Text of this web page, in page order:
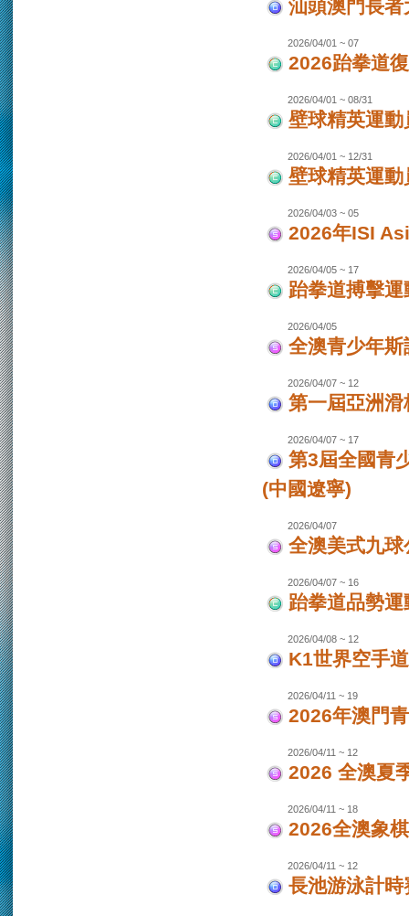
汕頭澳門長
2026/04/01 ~ 07
2026跆拳道
2026/04/01 ~ 08/31
壁球精英運
2026/04/01 ~ 12/31
壁球精英運
2026/04/03 ~ 05
2026年ISI
2026/04/05 ~ 17
跆拳道搏擊
2026/04/05
全澳青少年
2026/04/07 ~ 12
第一屆亞洲
2026/04/07 ~ 17
第3屆全國青
(中國遼寧)
2026/04/07
全澳美式九球
2026/04/07 ~ 16
跆拳道品勢
2026/04/08 ~ 12
K1世界空手
2026/04/11 ~ 19
2026年澳門
2026/04/11 ~ 12
2026 全澳夏
2026/04/11 ~ 18
2026全澳象
2026/04/11 ~ 12
長池游泳計